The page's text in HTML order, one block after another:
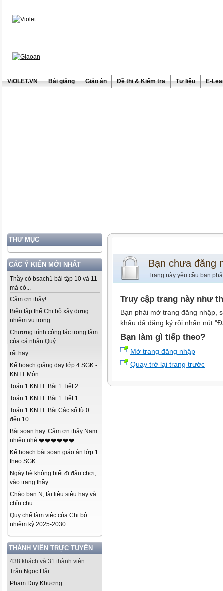
ViOLET.VN Bài giảng Giáo án Đề thi & Kiểm tra Tư liệu E-
THƯ MỤC
CÁC Ý KIẾN MỚI NHẤT
Thầy có bsach1 bài tập 10 và 11
mà có...
Cảm ơn thầy!...
Biểu tập thể Chi bộ xây dựng
nhiệm vụ trọng...
Chương trình công tác trọng tâm
của cá nhân Quý...
rất hay...
Kế hoạch giảng dạy lớp 4 SGK -
KNTT Môn...
Toán 1 KNTT. Bài 1 Tiết 2....
Toán 1 KNTT. Bài 1 Tiết 1....
Toán 1 KNTT. Bài Các số từ 0
đến 10...
Bài soạn hay. Cảm ơn thầy Nam
nhiều nhé ❤️❤️❤️❤️❤️❤️...
Kế hoạch bài soạn giáo án lớp 1
theo SGK...
Ngày hè không biết đi đâu chơi,
vào trang thầy...
Chào bạn N, tài liệu siêu hay và
chỉn chu...
Quy chế làm việc của Chi bộ
nhiệm kỳ 2025-2030...
THÀNH VIÊN TRỰC TUYẾN
438 khách và 31 thành viên
Trần Ngọc Hải
Phạm Duy Khương
Bạn chưa đăng
Trang này yêu cầu bạn
Truy cập trang này như
Bạn phải mở trang đăng nhập,
khẩu đã đăng ký rồi nhấn nút
Bạn làm gì tiếp theo?
Mở trang đăng nhập
Quay trở lại trang trước